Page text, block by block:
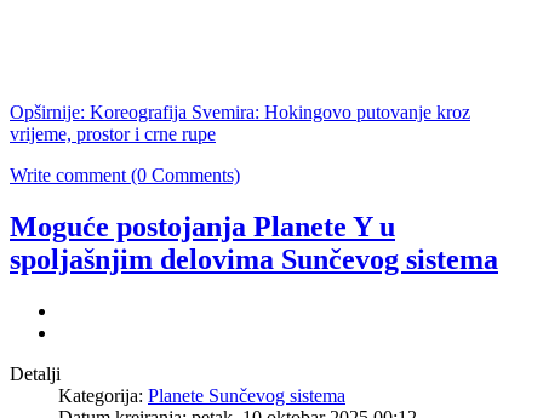
Opširnije: Koreografija Svemira: Hokingovo putovanje kroz
vrijeme, prostor i crne rupe
Write comment (0 Comments)
Moguće postojanja Planete Y u
spoljašnjim delovima Sunčevog sistema
Detalji
Kategorija: Planete Sunčevog sistema